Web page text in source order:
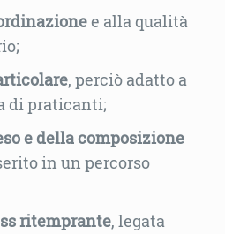
e alla qualità
, perciò adatto a
di praticanti;
e della composizione
in un percorso
ritemprante, legata